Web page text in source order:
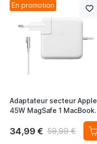
En promotion
Adaptateur secteur Apple
45W MagSafe 1 MacBook
34,99 € 59,99 €